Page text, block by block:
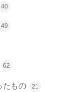
40
49
62
たもの 21